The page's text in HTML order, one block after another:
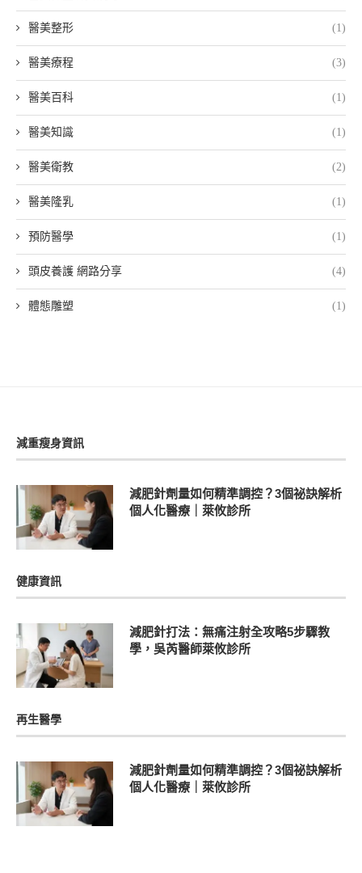
醫美整形 (1)
醫美療程 (3)
醫美百科 (1)
醫美知識 (1)
醫美衛教 (2)
醫美隆乳 (1)
預防醫學 (1)
頭皮養護 網路分享 (4)
體態雕塑 (1)
減重瘦身資訊
減肥針劑量如何精準調控？3個祕訣解析
個人化醫療｜萊攸診所
健康資訊
減肥針打法：無痛注射全攻略5步驟教
學，吳芮醫師萊攸診所
再生醫學
減肥針劑量如何精準調控？3個祕訣解析
個人化醫療｜萊攸診所